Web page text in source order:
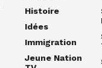
Histoire
Idées
Immigration
Jeune Nation